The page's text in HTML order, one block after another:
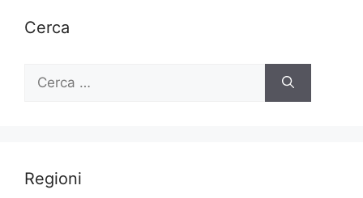
Cerca
per:
Regioni